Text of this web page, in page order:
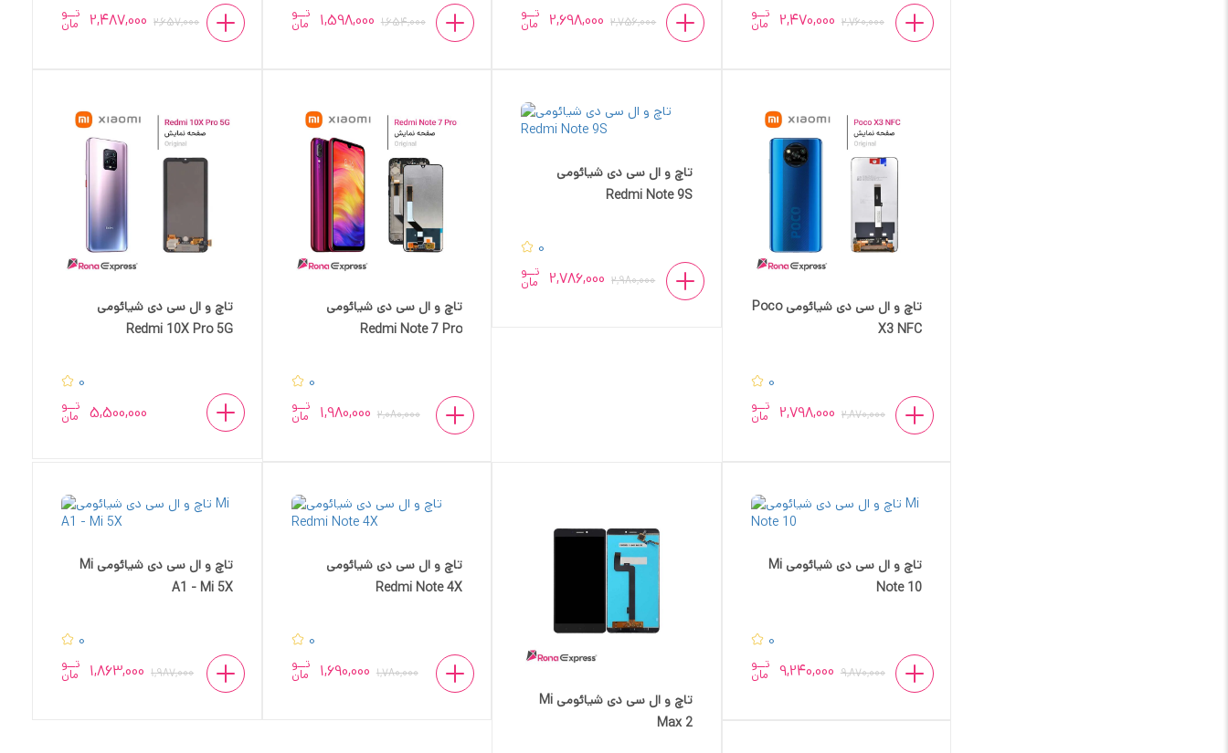
تــو
مان 2,487,000 2,657,000
تــو
مان 1,598,000 1,654,000
تــو
مان 2,698,000 2,756,000
تــو
مان 2,470,000 2,760,000
تاچ و ال سی دی شیائومی
Redmi 10X Pro 5G
0
تــو
مان 5,500,000
تاچ و ال سی دی شیائومی
Redmi Note 7 Pro
0
تــو
مان 1,980,000 2,080,000
تاچ و ال سی دی شیائومی
Redmi Note 9S
0
تــو
مان 2,786,000 2,980,000
تاچ و ال سی دی شیائومی Poco
X3 NFC
0
تــو
مان 2,798,000 2,870,000
تاچ و ال سی دی شیائومی Mi
A1 - Mi 5X
0
تــو
مان 1,863,000 1,987,000
تاچ و ال سی دی شیائومی
Redmi Note 4X
0
تــو
مان 1,690,000 1,780,000
تاچ و ال سی دی شیائومی Mi
Max 2
تاچ و ال سی دی شیائومی Mi
Note 10
0
تــو
مان 9,240,000 9,870,000